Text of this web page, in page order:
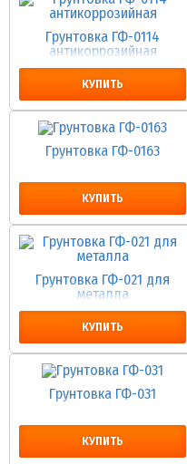
Грунтовка ГФ-0114
антикоррозийная
КУПИТЬ
Грунтовка ГФ-0163
КУПИТЬ
Грунтовка ГФ-021 для
металла
КУПИТЬ
Грунтовка ГФ-031
КУПИТЬ